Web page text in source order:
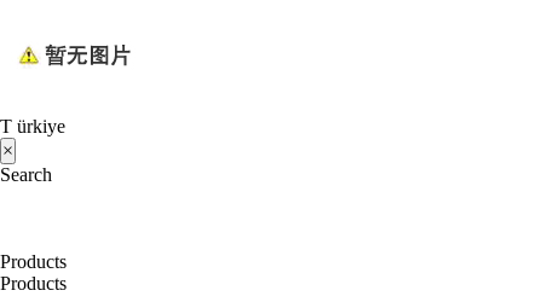
T ürkiye
×
Search
Products
Products